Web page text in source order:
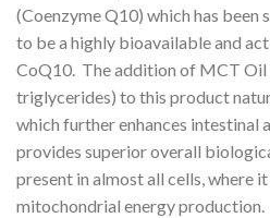
(Coenzyme Q10) which has been
to be a highly bioavailable and
CoQ10. The addition of MCT Oil
triglycerides) to this product
which further enhances intestinal
provides superior overall
present in almost all cells, where
mitochondrial energy production.